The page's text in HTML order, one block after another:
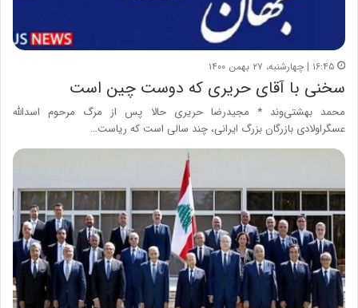
۱۶:۴۵ | چهارشنبه، ۲۷ بهمن ۱۴۰۰
سخنی با آقای حریری که دوست چین است
محمد بهشتی‌وند * مجیدرضا حریری حالا پس از مرگ مرحوم اسدالله
عسگراولادی بازرگان بزرگ ایرانی‌، چند سالی است که ریاست…